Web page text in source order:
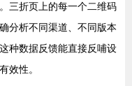
三折页上的每一个二维码
分析不同渠道、不同版本
种数据反馈能直接反哺设
效性。